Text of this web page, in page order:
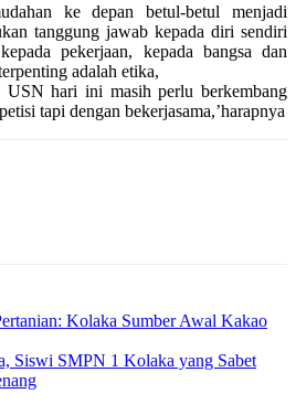
ke depan betul-betul menjadi
tanggung jawab kepada diri sendiri
pekerjaan, kepada bangsa dan
adalah etika,
USN hari ini masih perlu berkembang
tapi dengan bekerjasama,’harapnya
Kolaka Sumber Awal Kakao
Siswi SMPN 1 Kolaka yang Sabet